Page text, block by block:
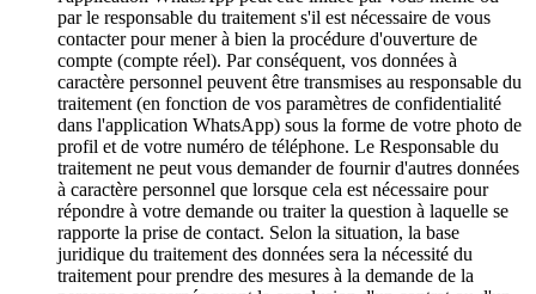
par le responsable du traitement s'il est nécessaire de vous
contacter pour mener à bien la procédure d'ouverture de
compte (compte réel). Par conséquent, vos données à
caractère personnel peuvent être transmises au responsable du
traitement (en fonction de vos paramètres de confidentialité
dans l'application WhatsApp) sous la forme de votre photo de
profil et de votre numéro de téléphone. Le Responsable du
traitement ne peut vous demander de fournir d'autres données
à caractère personnel que lorsque cela est nécessaire pour
répondre à votre demande ou traiter la question à laquelle se
rapporte la prise de contact. Selon la situation, la base
juridique du traitement des données sera la nécessité du
traitement pour prendre des mesures à la demande de la